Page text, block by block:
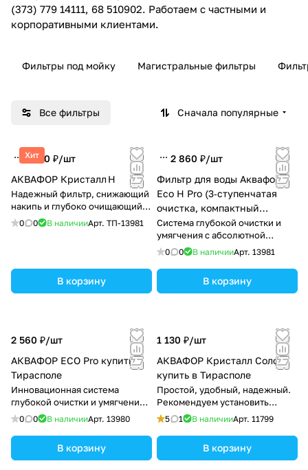
(373) 779 14111, 68 510902. Работаем с частными и
корпоративными клиентами.
Фильтры под мойку Магистральные фильтры
Все фильтры Сначала популярные
Хит
2 190 ₽/шт
АКВАФОР Кристалл Н
Надежный фильтр, снижающий
накипь и глубоко очищающий
водопроводную воду для
0 0 В наличииАрт. ТП-13981
В корзину
2 860 ₽/шт
Фильтр для воды Аквафор
Eco H Pro (3‑ступенчатая
очистка, компактный
корпус)
Система глубокой очистки и
умягчения с абсолютной
антибактериальной защитой
0 0 В наличииАрт. 13981
В корзину
2 560 ₽/шт
АКВАФОР ECO Pro купить в
Тирасполе
Инновационная система
глубокой очистки и умягчения.
Питьевая вода без бактерий
для сторонников здорового
питания и семей с детьми.
0 0 В наличииАрт. 13980
В корзину
1 130 ₽/шт
АКВАФОР Кристалл Соло
купить в Тирасполе
Простой, удобный, надежный.
Рекомендуем установить
вместе с предфильтром.
5 1 В наличииАрт. 11799
В корзину